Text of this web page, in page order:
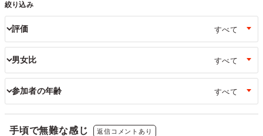
絞り込み
評価
男女比
参加者の年齢
手頃で無難な感じ 返信コメントあり